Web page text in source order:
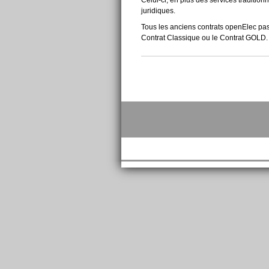
juridiques.
Tous les anciens contrats openElec
Contrat Classique ou le Contrat GOLD.